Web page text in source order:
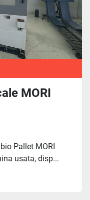
MORI
Pallet MORI
usata, disp...